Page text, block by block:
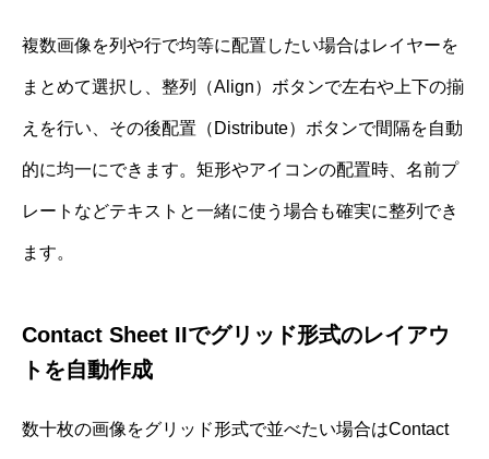
複数画像を列や行で均等に配置したい場合はレイヤーを
まとめて選択し、整列（Align）ボタンで左右や上下の揃
えを行い、その後配置（Distribute）ボタンで間隔を自動
的に均一にできます。矩形やアイコンの配置時、名前プ
レートなどテキストと一緒に使う場合も確実に整列でき
ます。
Contact Sheet IIでグリッド形式のレイアウ
トを自動作成
数十枚の画像をグリッド形式で並べたい場合はContact